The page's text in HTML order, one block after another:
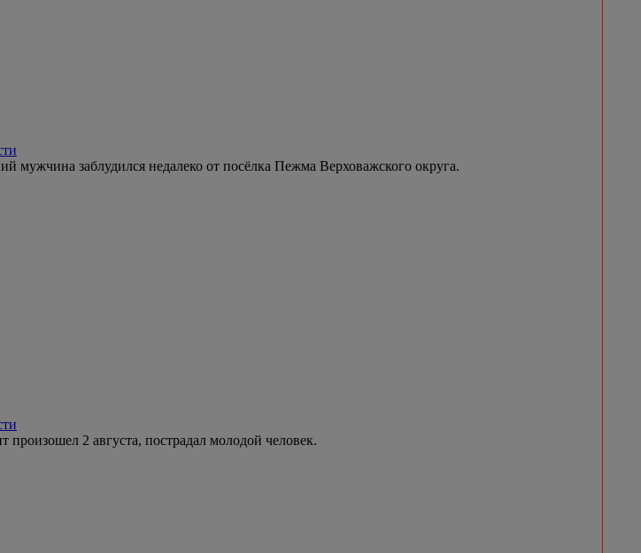
мужчина заблудился недалеко от посёлка Пежма Верховажского округа.
произошел 2 августа, пострадал молодой человек.